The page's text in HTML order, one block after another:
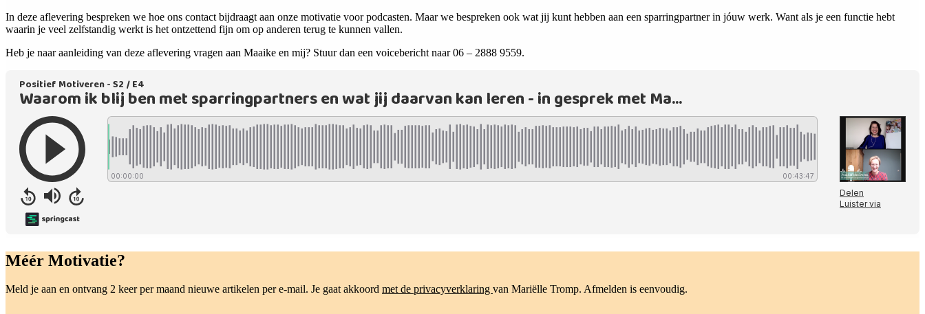
In deze aflevering bespreken we hoe ons contact bijdraagt aan onze motivatie voor podcasten. Maar we bespreken ook wat jij kunt hebben aan een sparringpartner in jóuw werk. Want als je een functie hebt
waarin je veel zelfstandig werkt is het ontzettend fijn om op anderen terug te kunnen vallen.
Heb je naar aanleiding van deze aflevering vragen aan Maaike en mij? Stuur dan een voicebericht naar 06 – 2888 9559.
Méér Motivatie?
Meld je aan en ontvang 2 keer per maand nieuwe artikelen per e-mail. Je gaat akkoord met de privacyverklaring van Mariëlle Tromp. Afmelden is eenvoudig.